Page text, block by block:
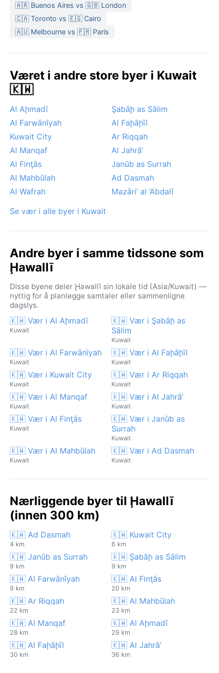
kjølige. Et markant værfænomen er de tørre, støvete
shamal-vindene som kan blåse opp store
sandstormer, spesielt om sommeren og tidlig høst.
monsun og orkaner er ukjente. For den
et studie i ekstrem tørke og sol.
🇦🇷 Buenos Aires vs 🇬🇧 London
🇨🇦 Toronto vs 🇪🇬 Cairo
🇦🇺 Melbourne vs 🇫🇷 Paris
Været i andre store byer i Kuwait
🇰🇼
Al Aḩmadī
Şabāḩ as Sālim
Al Farwānīyah
Al Faḩāḩīl
Kuwait City
Ar Riqqah
Al Manqaf
Al Jahrā’
Al Finţās
Janūb as Surrah
Al Mahbūlah
Ad Dasmah
Al Wafrah
Mazāri‘ al ‘Abdalī
Se vær i alle byer i Kuwait
Andre byer i samme tidssone som
Ḩawallī
Disse byene deler Ḩawallī sin lokale tid (Asia/Kuwait) —
nyttig for å planlegge samtaler eller sammenligne
dagslys.
🇰🇼 Vær i Al Aḩmadī
Kuwait
🇰🇼 Vær i Şabāḩ as
Sālim
Kuwait
🇰🇼 Vær i Al Farwānīyah
Kuwait
🇰🇼 Vær i Al Faḩāḩīl
Kuwait
🇰🇼 Vær i Kuwait City
Kuwait
🇰🇼 Vær i Ar Riqqah
Kuwait
🇰🇼 Vær i Al Manqaf
Kuwait
🇰🇼 Vær i Al Jahrā’
Kuwait
🇰🇼 Vær i Al Finţās
Kuwait
🇰🇼 Vær i Janūb as
Surrah
Kuwait
🇰🇼 Vær i Al Mahbūlah
Kuwait
🇰🇼 Vær i Ad Dasmah
Kuwait
Nærliggende byer til Ḩawallī
(innen 300 km)
🇰🇼 Ad Dasmah
4 km
🇰🇼 Kuwait City
6 km
🇰🇼 Janūb as Surrah
9 km
🇰🇼 Şabāḩ as Sālim
9 km
🇰🇼 Al Farwānīyah
9 km
🇰🇼 Al Finţās
20 km
🇰🇼 Ar Riqqah
22 km
🇰🇼 Al Mahbūlah
23 km
🇰🇼 Al Manqaf
28 km
🇰🇼 Al Aḩmadī
29 km
🇰🇼 Al Faḩāḩīl
30 km
🇰🇼 Al Jahrā’
36 km